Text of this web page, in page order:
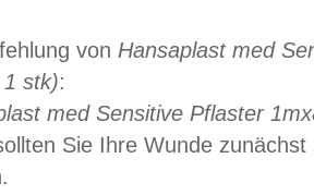
von Hansaplast med
stk):
med Sensitive Pflaster
Sie Ihre Wunde